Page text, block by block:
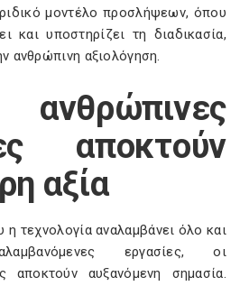
μοντέλο προσλήψεων, όπου
και υποστηρίζει τη διαδικασία,
ανθρώπινη αξιολόγηση.
αποκτούν
αξία
τεχνολογία αναλαμβάνει όλο και
εργασίες, οι
αποκτούν αυξανόμενη σημασία.